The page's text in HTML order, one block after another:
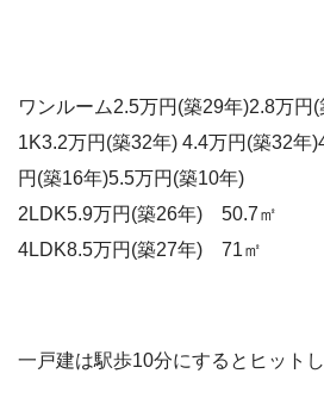
ワンルーム2.5万円(築29年)2.8万円
1K3.2万円(築32年) 4.4万円(築32年
円(築16年)5.5万円(築10年)
2LDK5.9万円(築26年) 50.7㎡
4LDK8.5万円(築27年) 71㎡
一戸建は駅歩10分にするとヒットし